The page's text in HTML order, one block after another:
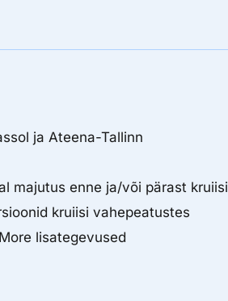
ja Ateena-Tallinn
majutus enne ja/või pärast kruiisi
kruiisi vahepeatustes
lisategevused